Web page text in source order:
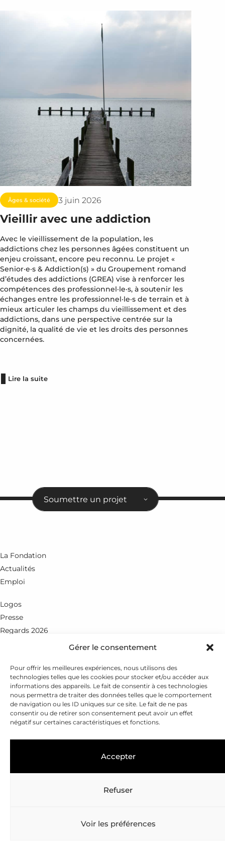
Gérer le consentement
Pour offrir les meilleures expériences, nous utilisons des
technologies telles que les cookies pour stocker et/ou accéder aux
informations des appareils. Le fait de consentir à ces technologies
nous permettra de traiter des données telles que le comportement
de navigation ou les ID uniques sur ce site. Le fait de ne pas
consentir ou de retirer son consentement peut avoir un effet
négatif sur certaines caractéristiques et fonctions.
Accepter
Refuser
Voir les préférences
Âges & société 3 juin 2026
Vieillir avec une addiction
Avec le vieillissement de la population, les
addictions chez les personnes âgées constituent un
enjeu croissant, encore peu reconnu. Le projet «
Senior·e·s & Addiction(s) » du Groupement romand
d’études des addictions (GREA) vise à renforcer les
compétences des professionnel·le·s, à soutenir les
échanges entre les professionnel·le·s de terrain et à
mieux articuler les champs du vieillissement et des
addictions, dans une perspective centrée sur la
dignité, la qualité de vie et les droits des personnes
concernées.
Lire la suite
Soumettre un projet
La Fondation
Actualités
Emploi
Logos
Presse
Regards 2026
Rue du Petit-Chêne 18
+41 21 351 25 55
fondation@leenaards.ch